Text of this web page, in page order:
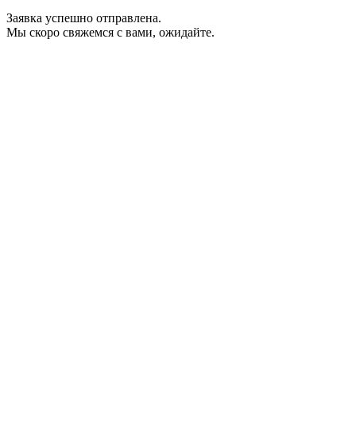
Заявка успешно отправлена.
Мы скоро свяжемся с вами, ожидайте.